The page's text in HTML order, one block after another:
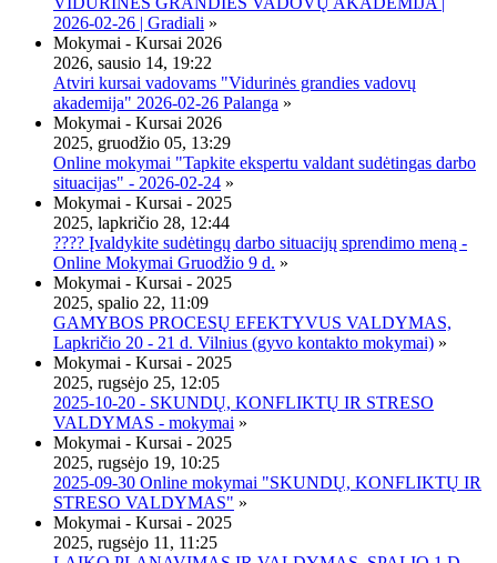
2026-02-26 | Gradiali »
Mokymai - Kursai 2026
2026, sausio 14, 19:22
Atviri kursai vadovams "Vidurinės grandies vadovų
akademija" 2026-02-26 Palanga »
Mokymai - Kursai 2026
2025, gruodžio 05, 13:29
Online mokymai "Tapkite ekspertu valdant sudėtingas darbo
situacijas" - 2026-02-24 »
Mokymai - Kursai - 2025
2025, lapkričio 28, 12:44
???? Įvaldykite sudėtingų darbo situacijų sprendimo meną -
Online Mokymai Gruodžio 9 d. »
Mokymai - Kursai - 2025
2025, spalio 22, 11:09
GAMYBOS PROCESŲ EFEKTYVUS VALDYMAS,
Lapkričio 20 - 21 d. Vilnius (gyvo kontakto mokymai) »
Mokymai - Kursai - 2025
2025, rugsėjo 25, 12:05
2025-10-20 - SKUNDŲ, KONFLIKTŲ IR STRESO
VALDYMAS - mokymai »
Mokymai - Kursai - 2025
2025, rugsėjo 19, 10:25
2025-09-30 Online mokymai "SKUNDŲ, KONFLIKTŲ IR
STRESO VALDYMAS" »
Mokymai - Kursai - 2025
2025, rugsėjo 11, 11:25